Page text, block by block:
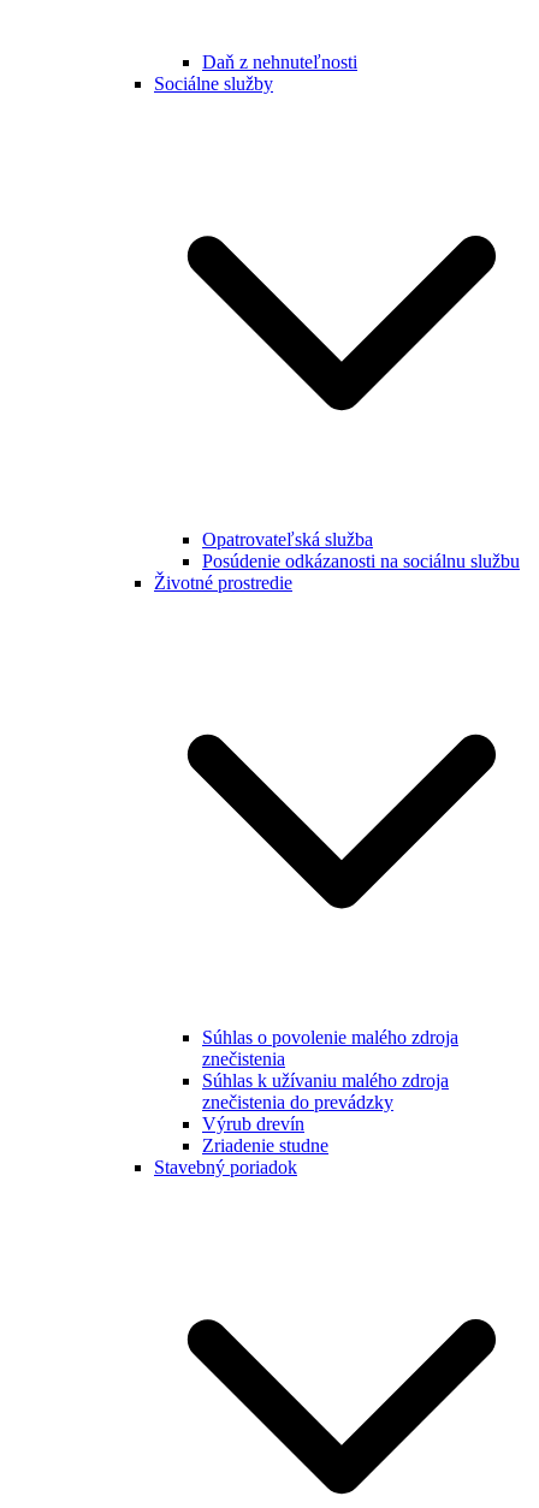
Daň z nehnuteľnosti
Sociálne služby
Opatrovateľská služba
Posúdenie odkázanosti na sociálnu službu
Životné prostredie
Súhlas o povolenie malého zdroja
znečistenia
Súhlas k užívaniu malého zdroja
znečistenia do prevádzky
Výrub drevín
Zriadenie studne
Stavebný poriadok